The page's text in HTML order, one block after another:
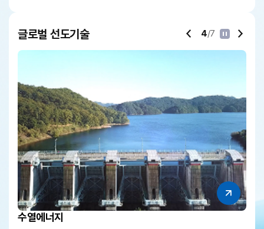
글로벌 선도기술
수열에너지
4/7 정지